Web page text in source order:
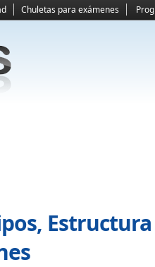
Chuletas para exámenes